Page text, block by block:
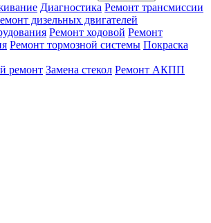
Диагностика Ремонт трансмиссии
дизельных двигателей
Ремонт ходовой Ремонт
Ремонт тормозной системы Покраска
ремонт Замена стекол Ремонт АКПП